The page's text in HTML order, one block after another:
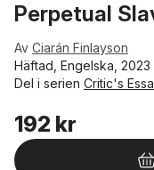
Perpetual
Av Ciarán Finlayson
Häftad, Engelska, 2023
Del i serien Critic's
192 kr